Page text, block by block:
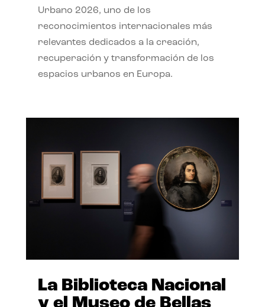
Urbano 2026, uno de los
reconocimientos internacionales más
relevantes dedicados a la creación,
recuperación y transformación de los
espacios urbanos en Europa.
La Biblioteca Nacional